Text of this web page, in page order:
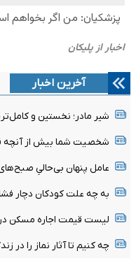
آخرین اخبار
شیر مادر؛ نخستین و
شخصیت شما بیش از آنچه
عامل پنهان بی‌حالیِ
به چه علت کودکان دچار
لیست قیمت اجاره مسکن
چه کنیم تا آثار نماز را در